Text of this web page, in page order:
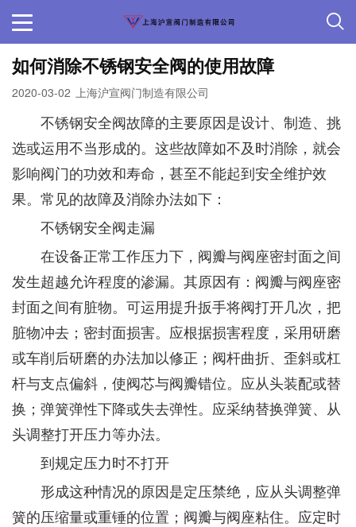
如何消除不锈钢安全阀的使用故障
2020-03-02 上海沪宣阀门制造有限公司
不锈钢安全阀故障的主要原因是设计、制造、挑
选或运用不当形成的。这些故障如不及时消除，就会
影响阀门的功效和寿命，甚至不能起到安全维护效
果。常见的故障及消除办法如下：
不锈钢安全阀走漏
在设备正常工作压力下，阀瓣与阀座密封面之间
发生超越允许程度的渗漏。其原因有：阀瓣与阀座密
封面之间有脏物。可运用提升扳手将阀打开几次，把
脏物冲去；密封面损害。应根据损害程度，采用研磨
或车削后研磨的办法加以修正；阀杆曲折、歪斜或杠
杆与支点偏斜，使阀芯与阀瓣错位。应从头装配或替
换；弹簧弹性下降或失去弹性。应采纳替换弹簧、从
头调整打开压力等办法。
到规定压力时不打开
形成这种情况的原因是定压禁绝，应从头调整弹
簧的压缩量或重锤的位置；阀瓣与阀座粘住。应定时